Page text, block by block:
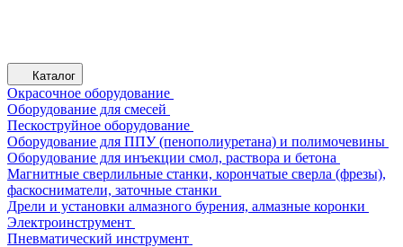
Каталог
Окрасочное оборудование
Оборудование для смесей
Пескоструйное оборудование
Оборудование для ППУ (пенополиуретана) и полимочевины
Оборудование для инъекции смол, раствора и бетона
Магнитные сверлильные станки, корончатые сверла (фрезы),
фаскосниматели, заточные станки
Дрели и установки алмазного бурения, алмазные коронки
Электроинструмент
Пневматический инструмент